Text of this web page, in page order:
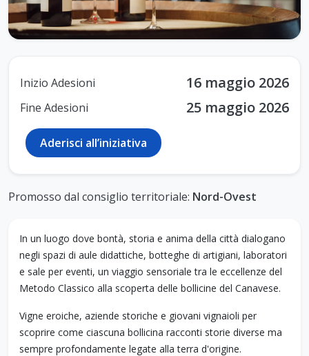
Inizio Adesioni 16 maggio 2026
Fine Adesioni 25 maggio 2026
Aderisci all’iniziativa
Promosso dal consiglio territoriale: Nord-Ovest
In un luogo dove bontà, storia e anima della città dialogano
negli spazi di aule didattiche, botteghe di artigiani, laboratori
e sale per eventi, un viaggio sensoriale tra le eccellenze del
Metodo Classico alla scoperta delle bollicine del Canavese.
Vigne eroiche, aziende storiche e giovani vignaioli per
scoprire come ciascuna bollicina racconti storie diverse ma
sempre profondamente legate alla terra d'origine.